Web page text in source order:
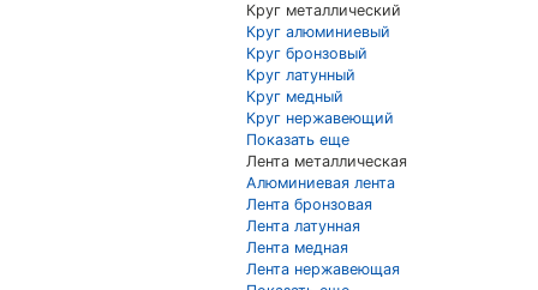
Круг металлический
Круг алюминиевый
Круг бронзовый
Круг латунный
Круг медный
Круг нержавеющий
Показать еще
Лента металлическая
Алюминиевая лента
Лента бронзовая
Лента латунная
Лента медная
Лента нержавеющая